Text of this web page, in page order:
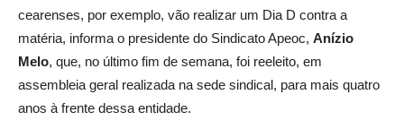
cearenses, por exemplo, vão realizar um Dia D contra a
matéria, informa o presidente do Sindicato Apeoc, Anízio
Melo, que, no último fim de semana, foi reeleito, em
assembleia geral realizada na sede sindical, para mais quatro
anos à frente dessa entidade.